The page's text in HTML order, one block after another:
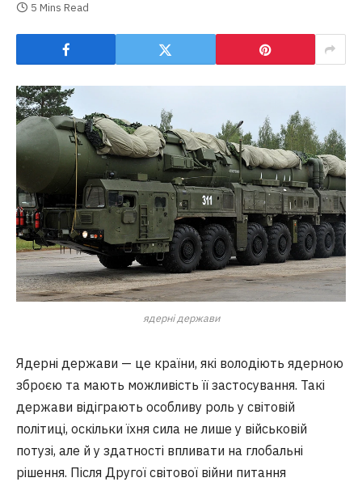
5 Mins Read
ядерні держави
Ядерні держави — це країни, які володіють ядерною
зброєю та мають можливість її застосування. Такі
держави відіграють особливу роль у світовій
політиці, оскільки їхня сила не лише у військовій
потузі, але й у здатності впливати на глобальні
рішення. Після Другої світової війни питання